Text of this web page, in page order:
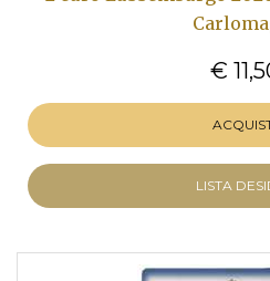
€
LISTA